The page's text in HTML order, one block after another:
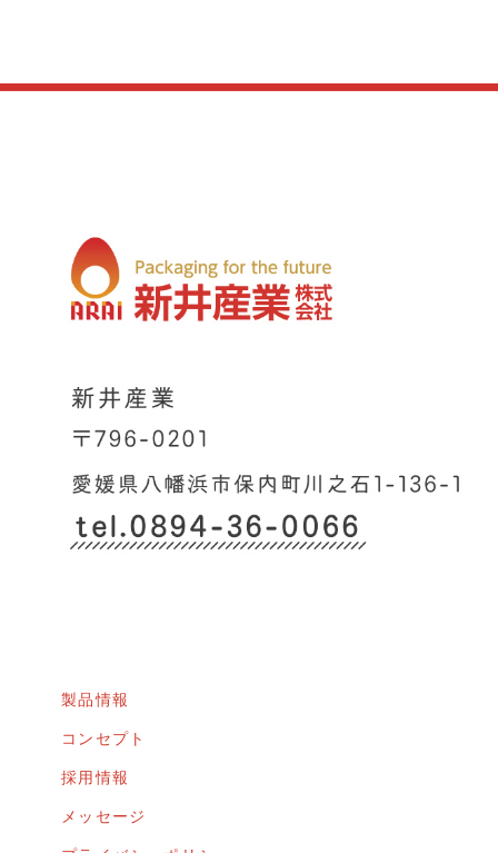
製品情報
コンセプト
採用情報
メッセージ